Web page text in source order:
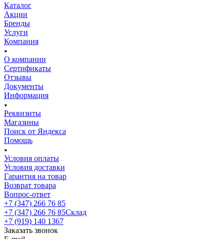
Каталог
Акции
Бренды
Услуги
Компания
О компании
Сертификаты
Отзывы
Документы
Информация
Реквизиты
Магазины
Поиск от Яндекса
Помощь
Условия оплаты
Условия доставки
Гарантия на товар
Возврат товара
Вопрос-ответ
+7 (347) 266 76 85
+7 (347) 266 76 85Склад
+7 (919) 140 1367
Заказать звонок